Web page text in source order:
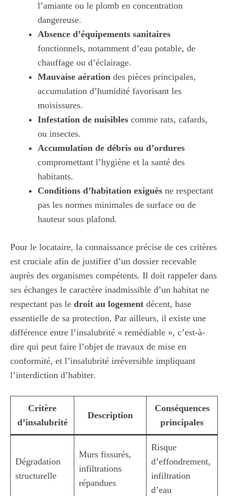
l’amiante ou le plomb en concentration
dangereuse.
Absence d’équipements sanitaires
fonctionnels, notamment d’eau potable, de
chauffage ou d’éclairage.
Mauvaise aération des pièces principales,
accumulation d’humidité favorisant les
moisissures.
Infestation de nuisibles comme rats, cafards,
ou insectes.
Accumulation de débris ou d’ordures
compromettant l’hygiène et la santé des
habitants.
Conditions d’habitation exiguës ne respectant
pas les normes minimales de surface ou de
hauteur sous plafond.
Pour le locataire, la connaissance précise de ces critères
est cruciale afin de justifier d’un dossier recevable
auprès des organismes compétents. Il doit rappeler dans
ses échanges le caractère inadmissible d’un habitat ne
respectant pas le droit au logement décent, base
essentielle de sa protection. Par ailleurs, il existe une
différence entre l’insalubrité « remédiable », c’est-à-
dire qui peut faire l’objet de travaux de mise en
conformité, et l’insalubrité irréversible impliquant
l’interdiction d’habiter.
Critère
d’insalubrité
Description
Conséquences
principales
Dégradation
structurelle
Murs fissurés,
infiltrations
répandues
Risque
d’effondrement,
infiltration
d’eau